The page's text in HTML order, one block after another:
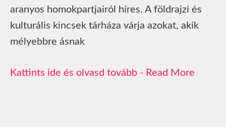
aranyos homokpartjairól híres. A földrajzi és
kulturális kincsek tárháza várja azokat, akik
mélyebbre ásnak
Read More